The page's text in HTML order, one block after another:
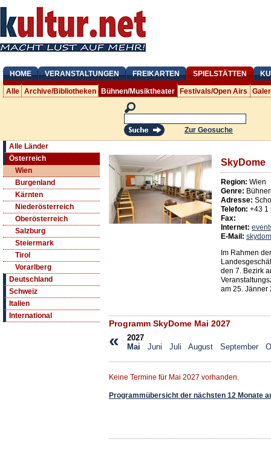
HOME VERANSTALTUNGEN FREIKARTEN SPIELSTÄTTEN
Alle Archive/Bibliotheken Bühnen/Musiktheater Festivals/Open Airs
Zur Geosuche
Alle Länder
Österreich
Wien
Burgenland
Kärnten
Niederösterreich
Oberösterreich
Salzburg
Steiermark
Tirol
Vorarlberg
Deutschland
Schweiz
Italien
International
SkyDome
Region: Wien
Genre:
Adresse:
Telefon: +43 1
Fax:
Internet:
E-Mail:
Im Rahmen
den 7. Bezirk
am 25. Jänner
Programm SkyDome Mai 2027
«
2027
Mai
Juni Juli August September
Keine Termine für Mai 2027 vorhanden.
Programmübersicht der nächsten 12 Monate